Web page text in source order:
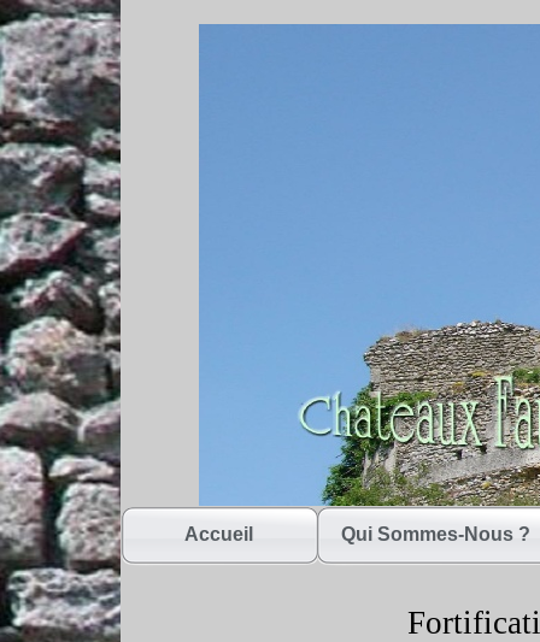
Accueil Qui Sommes-Nous ?